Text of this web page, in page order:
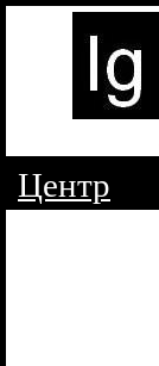
Центр